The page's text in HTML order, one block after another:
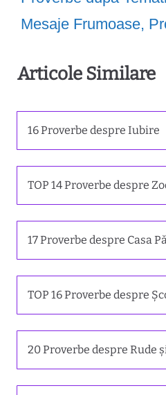
Mesaje Frumoase,
Articole Similare
16 Proverbe despre Iubire
TOP 14 Proverbe despre
17 Proverbe despre Casa
TOP 16 Proverbe despre
20 Proverbe despre Rude